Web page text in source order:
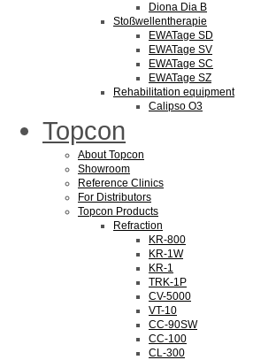
Diona Dia B
Stoßwellentherapie
EWATage SD
EWATage SV
EWATage SC
EWATage SZ
Rehabilitation equipment
Calipso O3
Topcon
About Topcon
Showroom
Reference Clinics
For Distributors
Topcon Products
Refraction
KR-800
KR-1W
KR-1
TRK-1P
CV-5000
VT-10
CC-90SW
CC-100
CL-300